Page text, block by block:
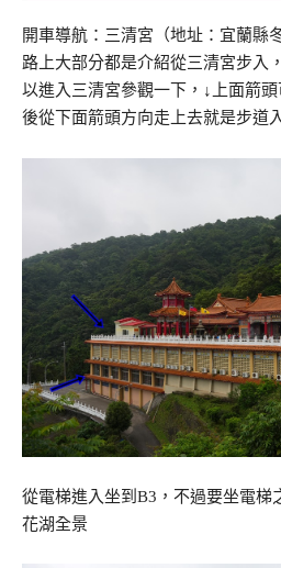
開車導航：三清宮（地址：宜蘭縣
路上大部分都是介紹從三清宮步入
以進入三清宮參觀一下，↓上面箭
後從下面箭頭方向走上去就是步道
從電梯進入坐到B3，不過要坐電梯
花湖全景